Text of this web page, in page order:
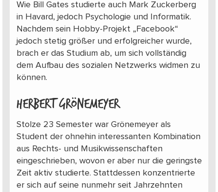
Wie Bill Gates studierte auch Mark Zuckerberg
in Havard, jedoch Psychologie und Informatik.
Nachdem sein Hobby-Projekt „Facebook“
jedoch stetig größer und erfolgreicher wurde,
brach er das Studium ab, um sich vollständig
dem Aufbau des sozialen Netzwerks widmen zu
können.
Herbert Grönemeyer
Stolze 23 Semester war Grönemeyer als
Student der ohnehin interessanten Kombination
aus Rechts- und Musikwissenschaften
eingeschrieben, wovon er aber nur die geringste
Zeit aktiv studierte. Stattdessen konzentrierte
er sich auf seine nunmehr seit Jahrzehnten